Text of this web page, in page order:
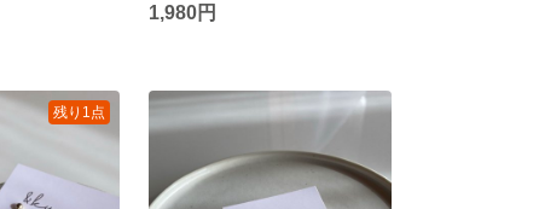
1,980円
残り1点